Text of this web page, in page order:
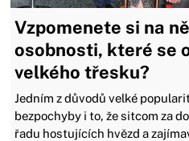
Vzpomenete si na
osobnosti, které se
velkého třesku?
Jedním z důvodů velké
bezpochyby i to, že sitcom za
řadu hostujících hvězd a